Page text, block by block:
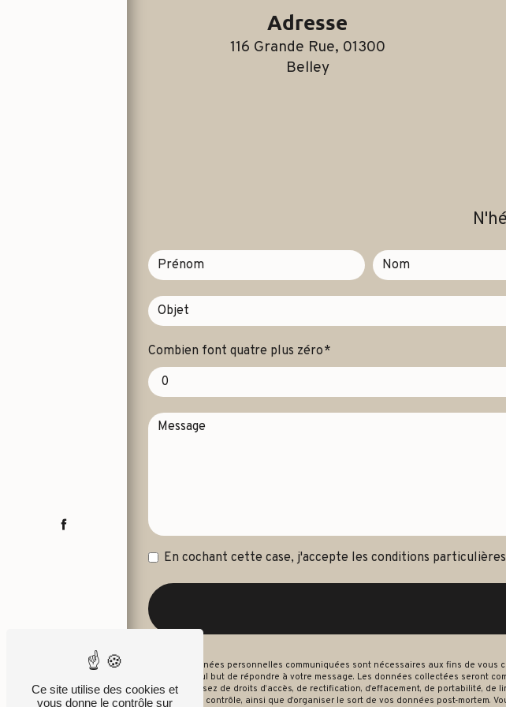
Adresse
116 Grande Rue, 01300
Belley
Combien font quatre plus zéro
En cochant cette case, j'accepte les conditions
** Les données personnelles communiquées sont nécessaires aux fins de
dans le seul but de répondre à votre message. Les données collectées seront
Vous disposez de droits d’accès, de rectification, d’effacement, de portabilité,
autorité de contrôle, ainsi que d’organiser le sort de vos données post-mortem.
Ce site utilise des cookies et
vous donne le contrôle sur